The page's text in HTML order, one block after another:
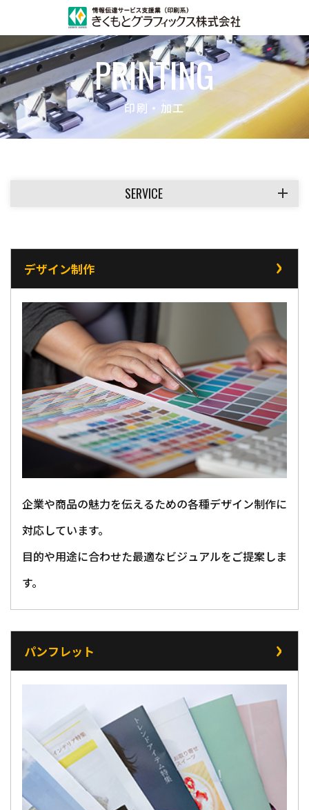
〒669-3309
兵庫県丹波市柏原町柏原2934-1
DESIGN
PRINTING
印刷・加工
NEWS
COMPANY
会社概要
PRINTING
印刷・加工
SERVICE
デザイン制作
企業や商品の魅力を伝えるための各種デザイン制作に
対応しています。
目的や用途に合わせた最適なビジュアルをご提案しま
す。
パンフレット